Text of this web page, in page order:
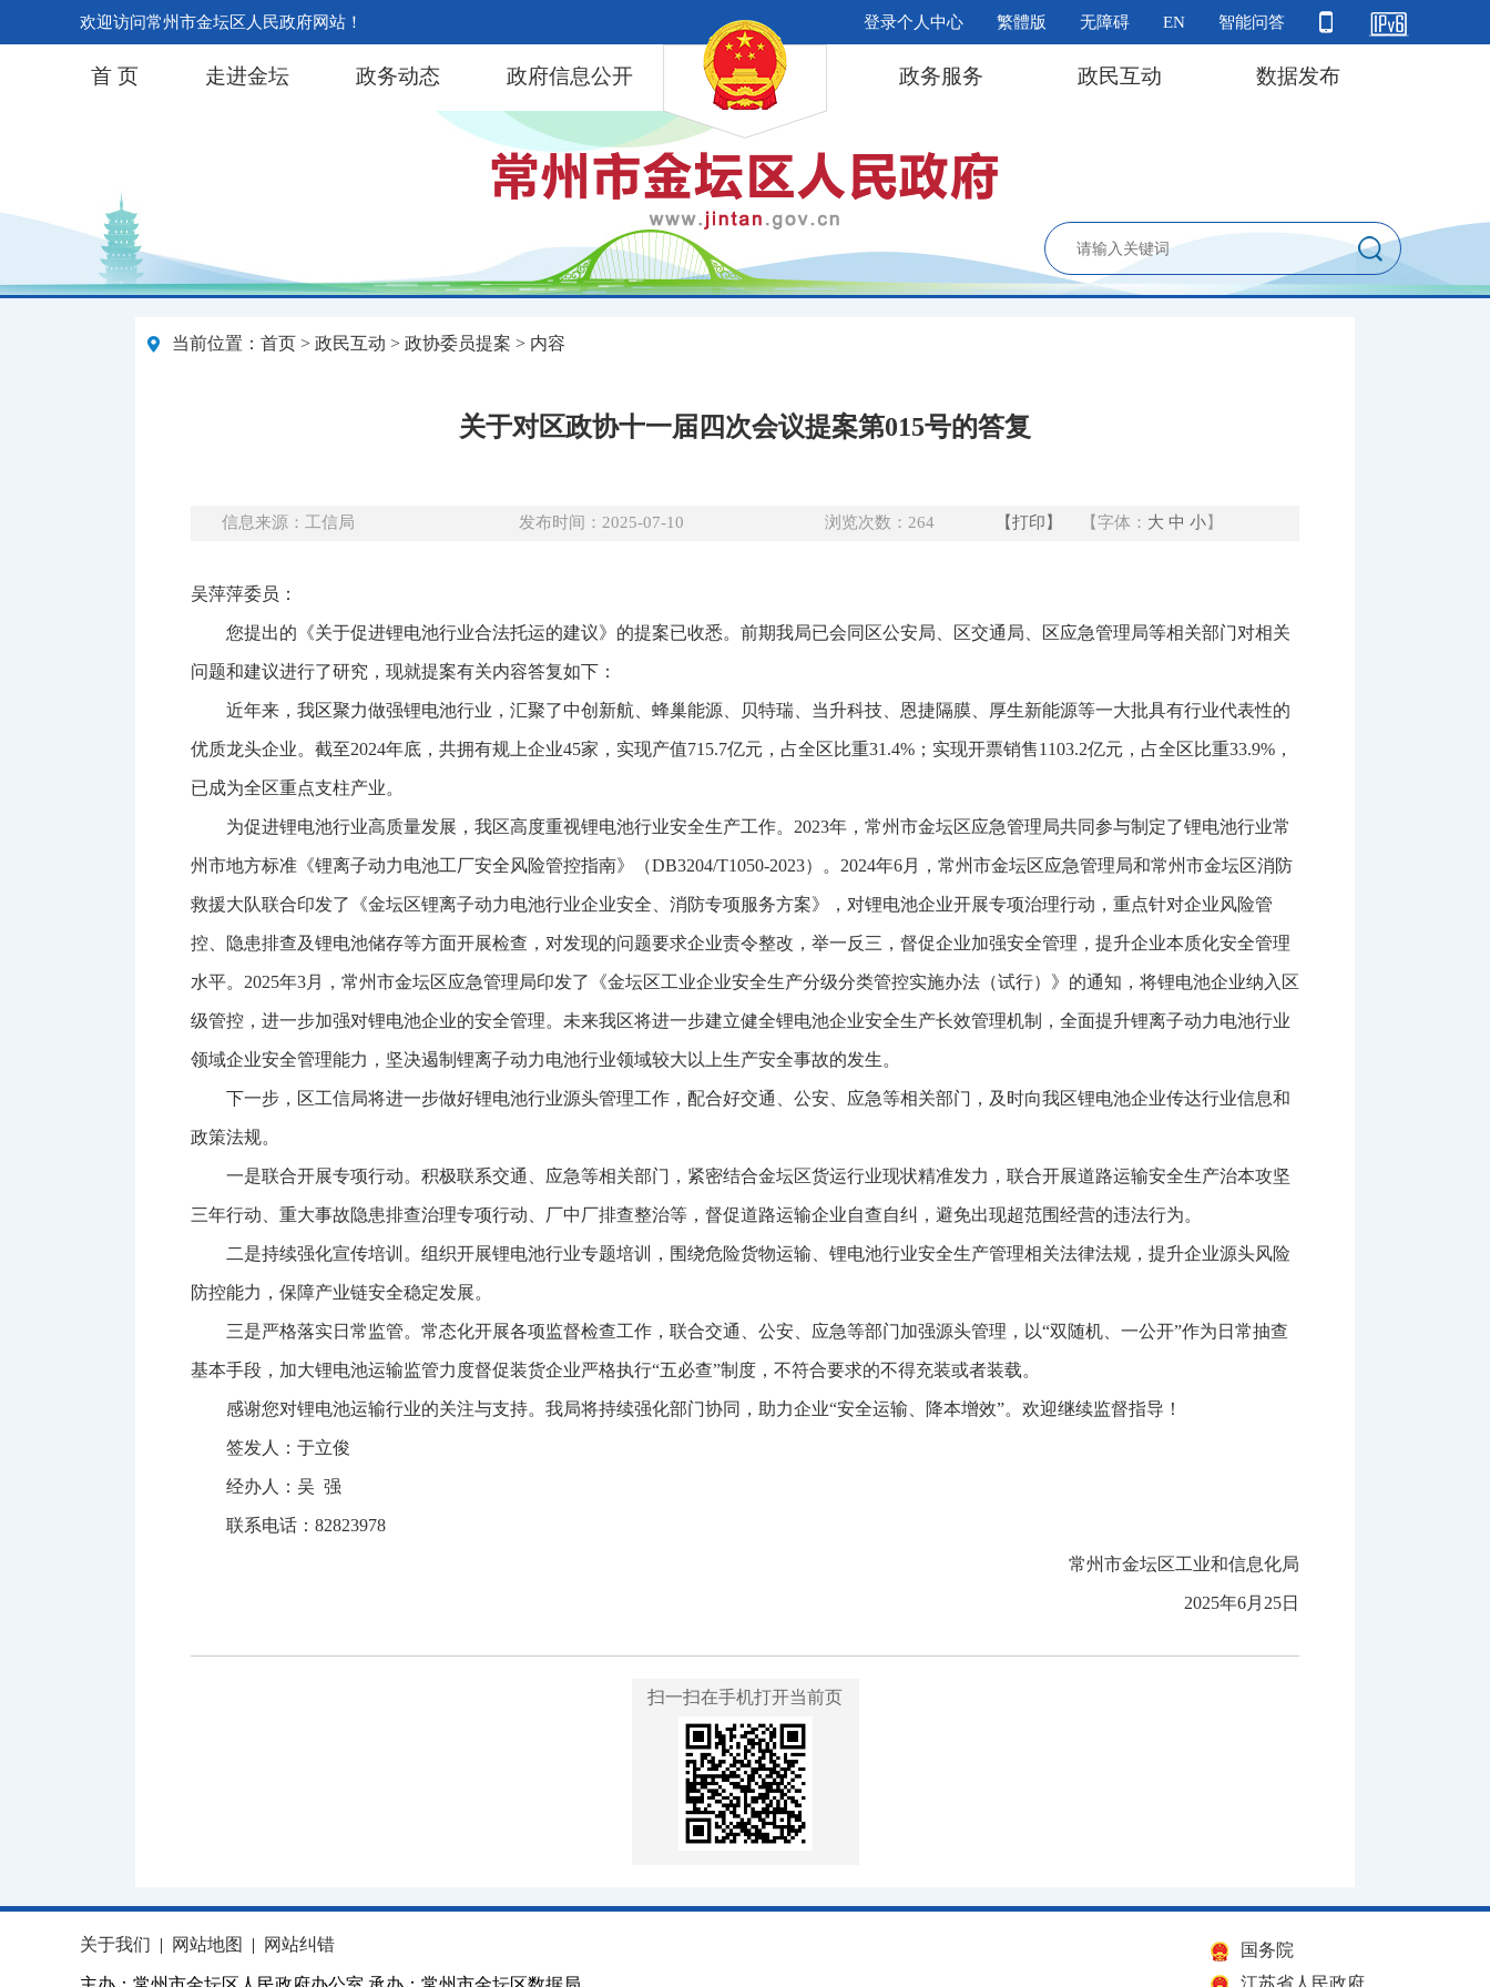
欢迎访问常州市金坛区人民政府网站！ 登录个人中心 繁體版 无障碍 EN 智能问答
首 页 走进金坛 政务动态 政府信息公开 政务服务 政民互动 数据发布
当前位置： 首页 > 政民互动 > 政协委员提案 > 内容
关于对区政协十一届四次会议提案第015号的答复
信息来源：工信局 发布时间：2025-07-10 浏览次数： 264 【打印】 【字体： 大 中 小】
吴萍萍委员：
您提出的《关于促进锂电池行业合法托运的建议》的提案已收悉。前期我局已会同区公安局、区交通局、区应急管理局等相关部门对相关
问题和建议进行了研究，现就提案有关内容答复如下：
近年来，我区聚力做强锂电池行业，汇聚了中创新航、蜂巢能源、贝特瑞、当升科技、恩捷隔膜、厚生新能源等一大批具有行业代表性的
优质龙头企业。截至2024年底，共拥有规上企业45家，实现产值715.7亿元，占全区比重31.4%；实现开票销售1103.2亿元，占全区比重33.9%，
已成为全区重点支柱产业。
为促进锂电池行业高质量发展，我区高度重视锂电池行业安全生产工作。2023年，常州市金坛区应急管理局共同参与制定了锂电池行业常
州市地方标准《锂离子动力电池工厂安全风险管控指南》（DB3204/T1050-2023）。2024年6月，常州市金坛区应急管理局和常州市金坛区消防
救援大队联合印发了《金坛区锂离子动力电池行业企业安全、消防专项服务方案》，对锂电池企业开展专项治理行动，重点针对企业风险管
控、隐患排查及锂电池储存等方面开展检查，对发现的问题要求企业责令整改，举一反三，督促企业加强安全管理，提升企业本质化安全管理
水平。2025年3月，常州市金坛区应急管理局印发了《金坛区工业企业安全生产分级分类管控实施办法（试行）》的通知，将锂电池企业纳入区
级管控，进一步加强对锂电池企业的安全管理。未来我区将进一步建立健全锂电池企业安全生产长效管理机制，全面提升锂离子动力电池行业
领域企业安全管理能力，坚决遏制锂离子动力电池行业领域较大以上生产安全事故的发生。
下一步，区工信局将进一步做好锂电池行业源头管理工作，配合好交通、公安、应急等相关部门，及时向我区锂电池企业传达行业信息和
政策法规。
一是联合开展专项行动。积极联系交通、应急等相关部门，紧密结合金坛区货运行业现状精准发力，联合开展道路运输安全生产治本攻坚
三年行动、重大事故隐患排查治理专项行动、厂中厂排查整治等，督促道路运输企业自查自纠，避免出现超范围经营的违法行为。
二是持续强化宣传培训。组织开展锂电池行业专题培训，围绕危险货物运输、锂电池行业安全生产管理相关法律法规，提升企业源头风险
防控能力，保障产业链安全稳定发展。
三是严格落实日常监管。常态化开展各项监督检查工作，联合交通、公安、应急等部门加强源头管理，以“双随机、一公开”作为日常抽查
基本手段，加大锂电池运输监管力度督促装货企业严格执行“五必查”制度，不符合要求的不得充装或者装载。
感谢您对锂电池运输行业的关注与支持。我局将持续强化部门协同，助力企业“安全运输、降本增效”。欢迎继续监督指导！
签发人：于立俊
经办人：吴 强
联系电话：82823978
常州市金坛区工业和信息化局
2025年6月25日
扫一扫在手机打开当前页
关于我们 | 网站地图 | 网站纠错
国务院
江苏省人民政府